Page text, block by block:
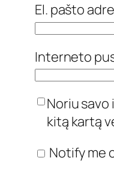
El. pašto
Interneto
Noriu
kitą kartą
Notify me